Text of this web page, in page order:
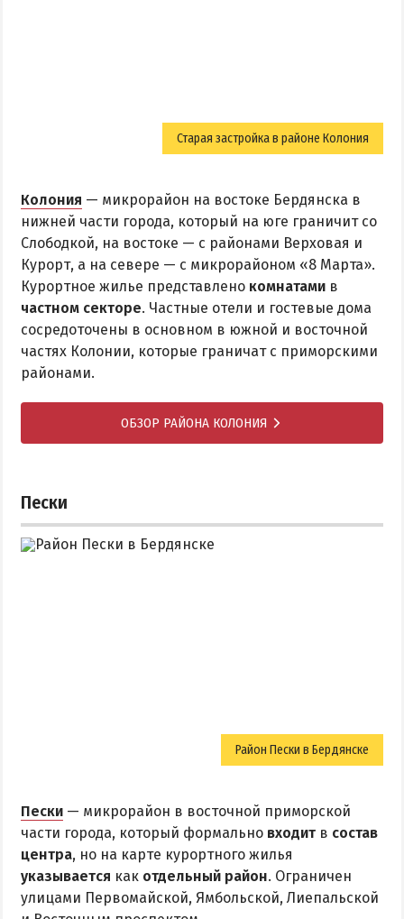
Старая застройка в районе Колония
Колония — микрорайон на востоке Бердянска в
нижней части города, который на юге граничит со
Слободкой, на востоке — с районами Верховая и
Курорт, а на севере — с микрорайоном «8 Марта».
Курортное жилье представлено комнатами в
частном секторе. Частные отели и гостевые дома
сосредоточены в основном в южной и восточной
частях Колонии, которые граничат с приморскими
районами.
ОБЗОР РАЙОНА КОЛОНИЯ
Пески
Район Пески в Бердянске
Пески — микрорайон в восточной приморской
части города, который формально входит в состав
центра, но на карте курортного жилья
указывается как отдельный район. Ограничен
улицами Первомайской, Ямбольской, Лиепальской